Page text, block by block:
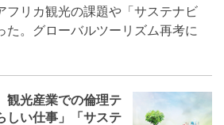
フリカ観光の課題や「サステナビ
た。グローバルツーリズム再考に
観光産業での倫理テ
しい仕事」「サステ